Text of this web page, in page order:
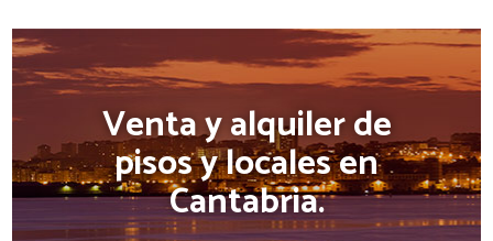
Venta y alquiler de
pisos y locales en
Cantabria.